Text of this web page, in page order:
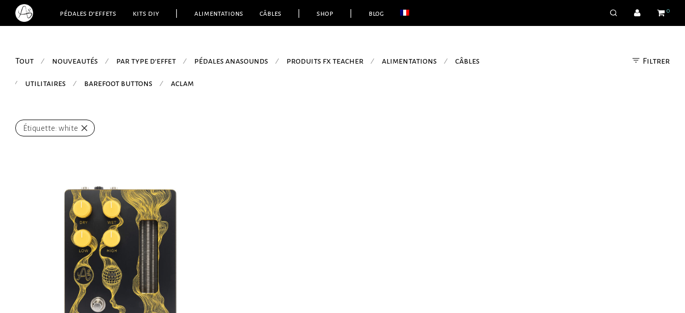
pédales d’effets kits diy alimentations câbles shop blog 0
Filtrer
Tout ⁄ nouveautés ⁄ par type d'effet ⁄ pédales anasounds ⁄ produits fx teacher ⁄ alimentations ⁄ câbles
⁄ utilitaires ⁄ barefoot buttons ⁄ aclam
Étiquette: white